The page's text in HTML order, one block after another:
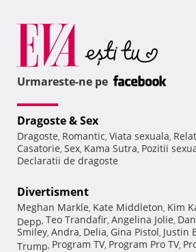
Urmareste-ne pe
Dragoste & Sex
Dragoste, Romantic, Viata sexuala,
Casatorie, Sex, Kama Sutra, Pozitii
Declaratii de dragoste
Divertisment
Meghan Markle, Kate Middleton, Kim
Depp, Teo Trandafir, Angelina Jolie,
Smiley, Andra, Delia, Gina Pistol, Justin
Trump, Program TV, Program Pro TV,